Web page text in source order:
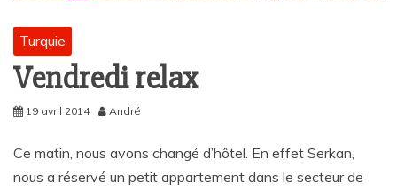
Turquie
Vendredi relax
19 avril 2014 André
Ce matin, nous avons changé d’hôtel. En effet Serkan,
nous a réservé un petit appartement dans le secteur de